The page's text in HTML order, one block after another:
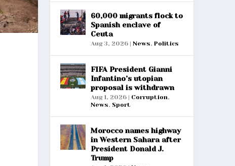
60,000 migrants flock to
Spanish enclave of
Ceuta
Aug 3, 2026| News, Politics
FIFA President Gianni
Infantino’s utopian
proposal is withdrawn
Aug 1, 2026| Corruption,
News, Sport
Morocco names highway
in Western Sahara after
President Donald J.
Trump